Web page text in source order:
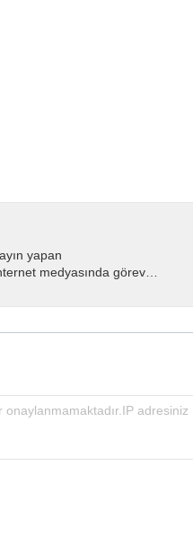
yapan
medyasında görev